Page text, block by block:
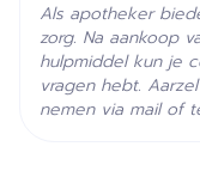
Als apotheker
zorg. Na aankoop
hulpmiddel kun je
vragen hebt.
nemen via mail of